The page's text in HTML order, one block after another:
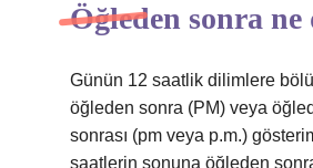
Öğleden sonra ne
Günün 12 saatlik dilimlere
öğleden sonra (PM) veya
sonrası (pm veya p.m.)
saatlerin sonuna öğleden